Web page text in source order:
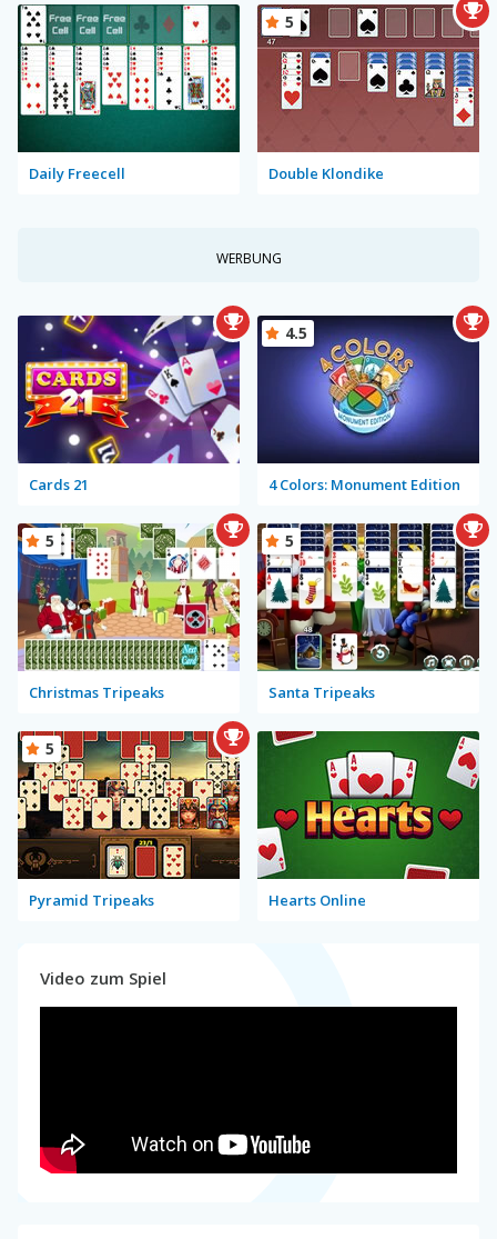
Daily Freecell Double Klondike
5
WERBUNG
Cards 21 4 Colors: Monument Edition
4.5
Christmas Tripeaks
5
Santa Tripeaks
5
Pyramid Tripeaks
5
Hearts Online
Video zum Spiel